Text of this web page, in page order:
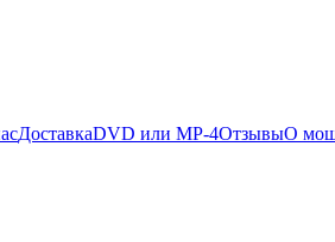
ДоставкаDVD или MP-4ОтзывыО